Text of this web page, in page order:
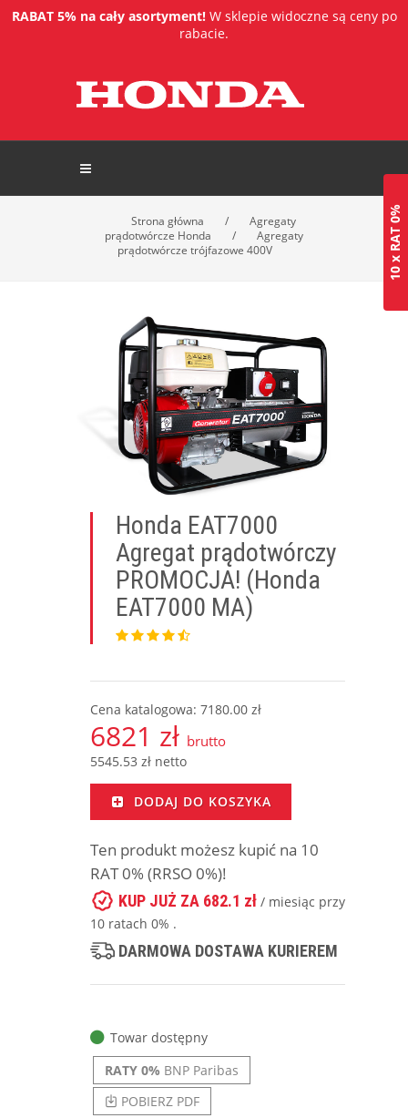
RABAT 5% na cały asortyment!W sklepie widoczne są ceny po
rabacie.
Strona główna /
Agregaty
prądotwórcze Honda
/
Agregaty
prądotwórcze trójfazowe 400V
Honda EAT7000
Agregat prądotwórczy
PROMOCJA! (Honda
EAT7000 MA)
Cena katalogowa: 7180.00 zł
6821 zł brutto
5545.53 zł netto
DODAJ DO KOSZYKA
Ten produkt możesz kupić na 10
RAT 0% (RRSO 0%)!
KUP JUŻ ZA 682.1 zł / miesiąc przy
10 ratach 0% .
DARMOWA DOSTAWA KURIEREM
Towar dostępny
RATY 0% BNP Paribas
POBIERZ PDF
10 x RAT 0%